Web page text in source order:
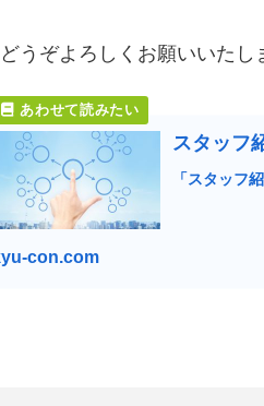
うぞよろしくお願いいたし
スタッフ
「スタッフ
con.com